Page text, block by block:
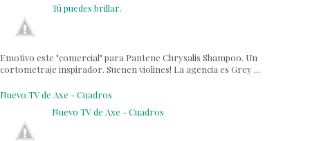
Tú puedes brillar.
Emotivo este "comercial" para Pantene Chrysalis Shampoo. Un
cortometraje inspirador. Suenen violines! La agencia es Grey ...
Nuevo TV de Axe - Cuadros
Nuevo TV de Axe - Cuadros